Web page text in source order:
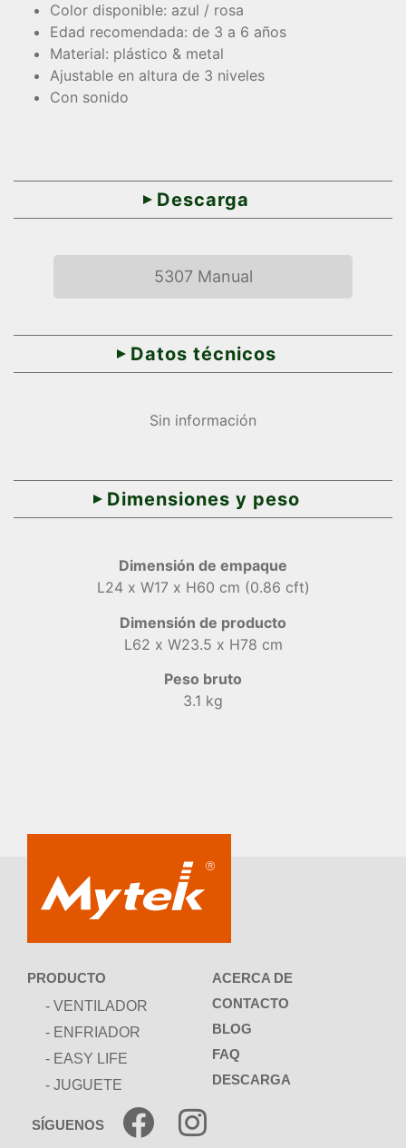
Color disponible: azul / rosa
Edad recomendada: de 3 a 6 años
Material: plástico & metal
Ajustable en altura de 3 niveles
Con sonido
Descarga
5307 Manual
Datos técnicos
Sin información
Dimensiones y peso
Dimensión de empaque
L24 x W17 x H60 cm (0.86 cft)
Dimensión de producto
L62 x W23.5 x H78 cm
Peso bruto
3.1 kg
PRODUCTO
- VENTILADOR
- ENFRIADOR
- EASY LIFE
- JUGUETE
ACERCA DE
CONTACTO
BLOG
FAQ
DESCARGA
SÍGUENOS